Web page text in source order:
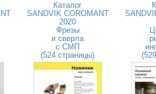
Каталог
SANDVIK COROMANT
2020
Фрезы
и сверла
с СМП
(524 страницы)